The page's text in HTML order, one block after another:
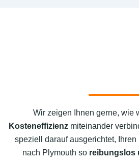
Wir zeigen Ihnen gerne, wie
Kosteneffizienz miteinander
speziell darauf ausgerichtet,
nach Plymouth so reibungslos